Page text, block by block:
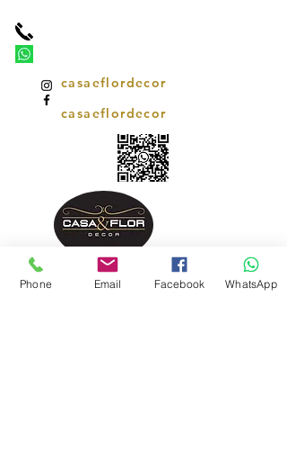
casaeflordecor
casaeflordecor
Phone Email Facebook WhatsApp